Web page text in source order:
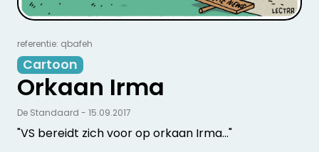
referentie: qbafeh
Cartoon
Orkaan Irma
"VS bereidt zich voor op orkaan Irma..."
De Standaard - 15.09.2017